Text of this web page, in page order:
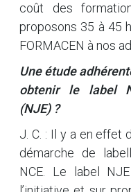
coût des
proposons 35 à 45
FORMACEN à nos
Une étude
obtenir le label
(NJE) ?
J. C. : Il y a en effet
démarche de
NCE. Le label